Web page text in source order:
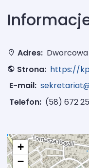
Adres:
Strona: https://
E-mail:
Telefon: (58) 672
+
−